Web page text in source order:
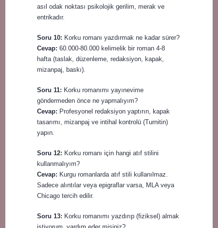
asıl odak noktası psikolojik gerilim, merak ve
entrikadır.
Soru 10: Korku romanı yazdırmak ne kadar sürer?
Cevap: 60.000-80.000 kelimelik bir roman 4-8
hafta (taslak, düzenleme, redaksiyon, kapak,
mizanpaj, baskı).
Soru 11: Korku romanımı yayınevime
göndermeden önce ne yapmalıyım?
Cevap: Profesyonel redaksiyon yaptırın, kapak
tasarımı, mizanpaj ve intihal kontrolü (Turnitin)
yapın.
Soru 12: Korku romanı için hangi atıf stilini
kullanmalıyım?
Cevap: Kurgu romanlarda atıf stili kullanılmaz.
Sadece alıntılar veya epigraflar varsa, MLA veya
Chicago tercih edilir.
Soru 13: Korku romanımı yazdırıp (fiziksel) almak